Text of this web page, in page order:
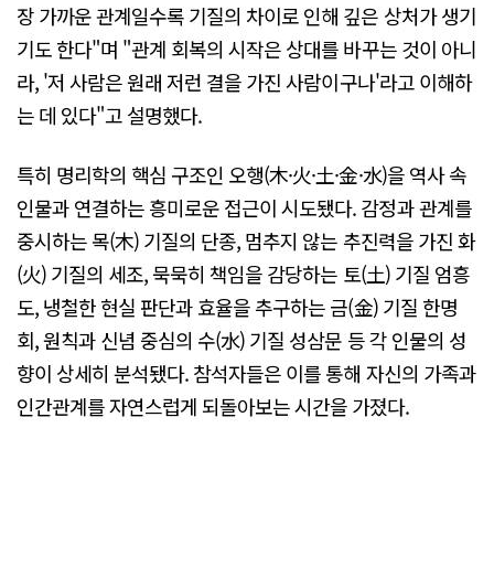
장 가까운 관계일수록 기질의 차이로 인해 깊은 상처가 생기
기도 한다"며 "관계 회복의 시작은 상대를 바꾸는 것이 아니
라, '저 사람은 원래 저런 결을 가진 사람이구나'라고 이해하
는 데 있다"고 설명했다.
특히 명리학의 핵심 구조인 오행(木·火·土·金·水)을 역사 속
인물과 연결하는 흥미로운 접근이 시도됐다. 감정과 관계를
중시하는 목(木) 기질의 단종, 멈추지 않는 추진력을 가진 화
(火) 기질의 세조, 묵묵히 책임을 감당하는 토(土) 기질 엄흥
도, 냉철한 현실 판단과 효율을 추구하는 금(金) 기질 한명
회, 원칙과 신념 중심의 수(水) 기질 성삼문 등 각 인물의 성
향이 상세히 분석됐다. 참석자들은 이를 통해 자신의 가족과
인간관계를 자연스럽게 되돌아보는 시간을 가졌다.